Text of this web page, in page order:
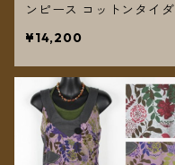
ンピース コットンタイダ
チ 【送料無料】
¥14,200